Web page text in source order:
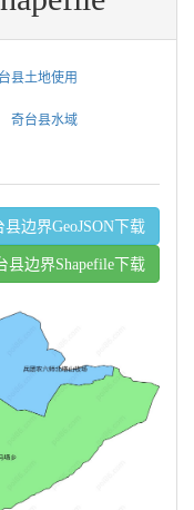
县土地使用
奇台县水域
边界GeoJSON下载
边界Shapefile下载